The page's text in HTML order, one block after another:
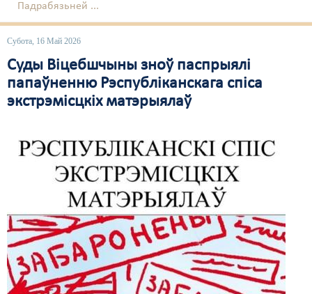
Падрабязьней ...
Субота, 16 Май 2026
Суды Віцебшчыны зноў паспрыялі
папаўненню Рэспубліканскага спіса
экстрэмісцкіх матэрыялаў